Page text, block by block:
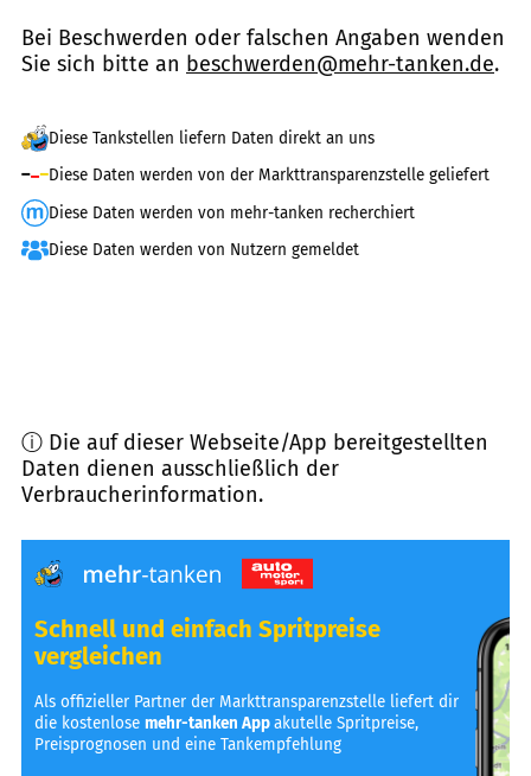
Bei Beschwerden oder falschen Angaben wenden
Sie sich bitte an beschwerden@mehr-tanken.de.
Diese Tankstellen liefern Daten direkt an uns
Diese Daten werden von der Markttransparenzstelle geliefert
Diese Daten werden von mehr-tanken recherchiert
Diese Daten werden von Nutzern gemeldet
ⓘ Die auf dieser Webseite/App bereitgestellten
Daten dienen ausschließlich der
Verbraucherinformation.
Schnell und einfach Spritpreise
vergleichen
Als offizieller Partner der Markttransparenzstelle liefert dir
die kostenlosemehr-tanken Appakutelle Spritpreise,
Preisprognosen und eine Tankempfehlung